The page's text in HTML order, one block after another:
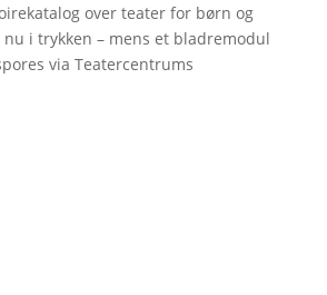
over teater for børn og
nu i trykken – mens et bladremodul
via Teatercentrums